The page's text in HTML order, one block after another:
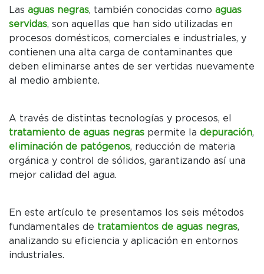
Las aguas negras, también conocidas como aguas
servidas, son aquellas que han sido utilizadas en
procesos domésticos, comerciales e industriales, y
contienen una alta carga de contaminantes que
deben eliminarse antes de ser vertidas nuevamente
al medio ambiente.
A través de distintas tecnologías y procesos, el
tratamiento de aguas negras permite la depuración,
eliminación de patógenos, reducción de materia
orgánica y control de sólidos, garantizando así una
mejor calidad del agua.
En este artículo te presentamos los seis métodos
fundamentales de tratamientos de aguas negras,
analizando su eficiencia y aplicación en entornos
industriales.